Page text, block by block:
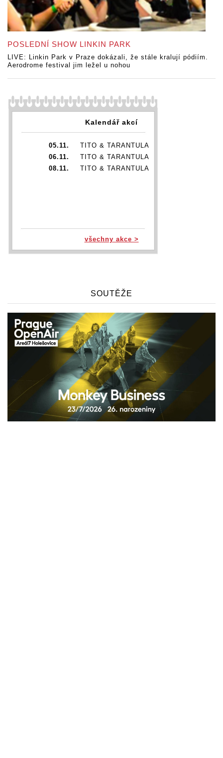
POSLEDNÍ SHOW LINKIN PARK
LIVE: Linkin Park v Praze dokázali, že stále kralují pódiím.
Aerodrome festival jim ležel u nohou
Kalendář akcí
05.11.
TITO & TARANTULA
06.11.
TITO & TARANTULA
08.11.
TITO & TARANTULA
všechny akce >
SOUTĚŽE